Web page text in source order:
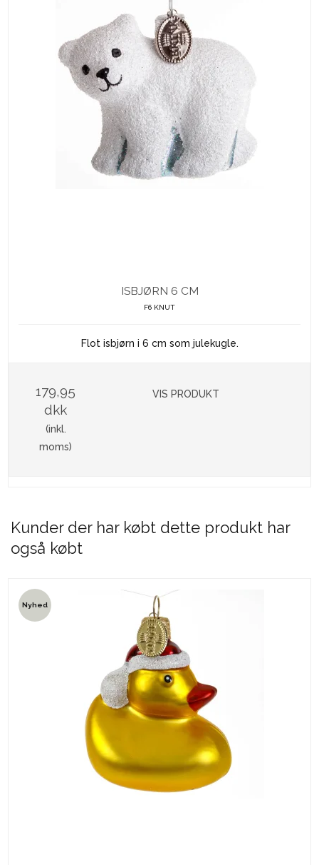
ISBJØRN 6 CM
F6 KNUT
Flot isbjørn i 6 cm som julekugle.
179,95
dkk
(inkl.
moms)
VIS PRODUKT
Kunder der har købt dette produkt har
også købt
Nyhed